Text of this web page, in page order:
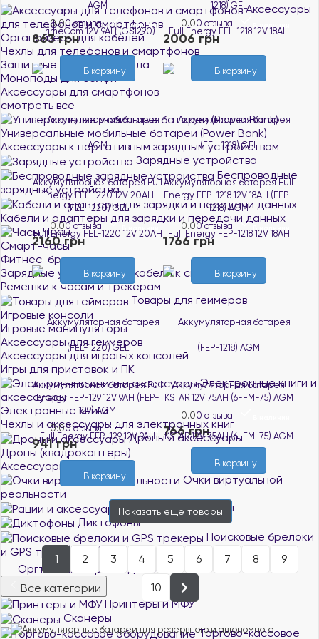
Аксессуары
для телефонов и смартфонов
Органайзеры для кабелей
Чехлы для телефонов и смартфонов
Защитные плёнки и стёкла
Моноподы для селфи
Аксессуары для смартфонов
смотреть все
Универсальные мобильные батареи (Power Bank)
Аксессуары к портативным зарядным устройствам
Зарядные устройства
Беспроводные
зарядные устройства
Кабели и адаптеры для зарядки и передачи данных
Часы
Смарт-часы
Фитнес-браслеты
Зарядные устройства и кабели к смарт-часам
Ремешки к часам и трекерам
Товары для геймеров
Игровые консоли
Игровые манипуляторы
Аксессуары для геймеров
Аксессуары для игровых консолей
Игры для приставок и ПК
Электронные книги и
аксессуары
Электронные книги
Чехлы и аксессуары для электронных книг
Дроны и аксессуары
Дроны (квадрокоптеры)
Аксессуары для дронов
Очки виртуальной
реальности
Рации и аксессуары
Диктофоны
Поисковые брелоки
и GPS трекеры
Оргтехника и расходники
Все категории
Принтеры и МФУ
Сканеры
Торгово-кассовое
AGM
0.00 отзыва В наличии
863 грн
В корзину
1218) GEL
0.00 отзыва В наличии
2006 грн
В корзину
Аккумуляторная батарея Full
Energy FEL-1220 12V 20AH
(FEL-1220) GEL
0.00 отзыва В наличии
2160 грн
В корзину
Аккумуляторная батарея Full
Energy FEP-1218 12V 18AH (FEP-
1218) AGM
0.00 отзыва В наличии
1766 грн
В корзину
Аккумуляторная батарея Full
Energy FEP-129 12V 9AH (FEP-
129) AGM
0.00 отзыва В наличии
941 грн
В корзину
Аккумуляторная батарея
KSTAR 12V 7.5AH (6-FM-7.5) AGM
0.00 отзыва
766 грн
В корзину
Показать еще товары
1 2 3 4 5 6 7 8 9
10